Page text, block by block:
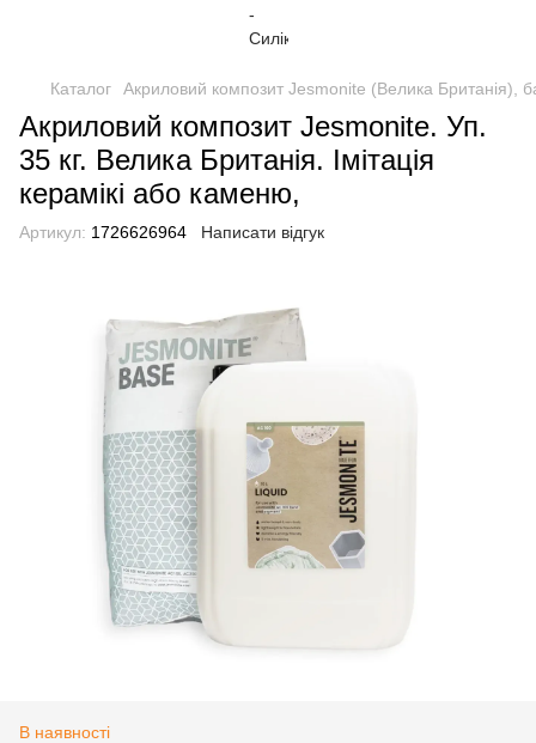
Каталог Акриловий композит Jesmonite (Велика Британія),
Акриловий композит Jesmonite. Уп.
35 кг. Велика Британія. Iмітація
керамікі або каменю,
Артикул: 1726626964 Написати відгук
В наявності